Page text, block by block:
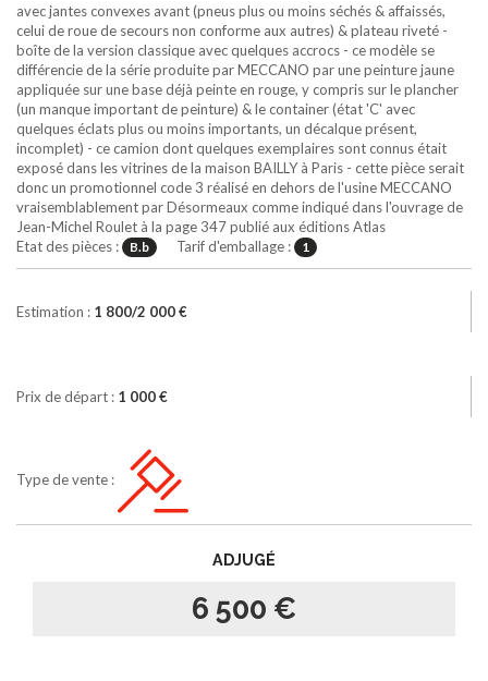
avec jantes convexes avant (pneus plus ou moins séchés & affaissés,
celui de roue de secours non conforme aux autres) & plateau riveté -
boîte de la version classique avec quelques accrocs - ce modèle se
différencie de la série produite par MECCANO par une peinture jaune
appliquée sur une base déjà peinte en rouge, y compris sur le plancher
(un manque important de peinture) & le container (état 'C' avec
quelques éclats plus ou moins importants, un décalque présent,
incomplet) - ce camion dont quelques exemplaires sont connus était
exposé dans les vitrines de la maison BAILLY à Paris - cette pièce serait
donc un promotionnel code 3 réalisé en dehors de l'usine MECCANO
vraisemblablement par Désormeaux comme indiqué dans l'ouvrage de
Jean-Michel Roulet à la page 347 publié aux éditions Atlas
Etat des pièces :
B.b Tarif d'emballage : 1
Estimation : 1 800/2 000 €
Prix de départ : 1 000 €
Type de vente :
ADJUGÉ
6 500 €